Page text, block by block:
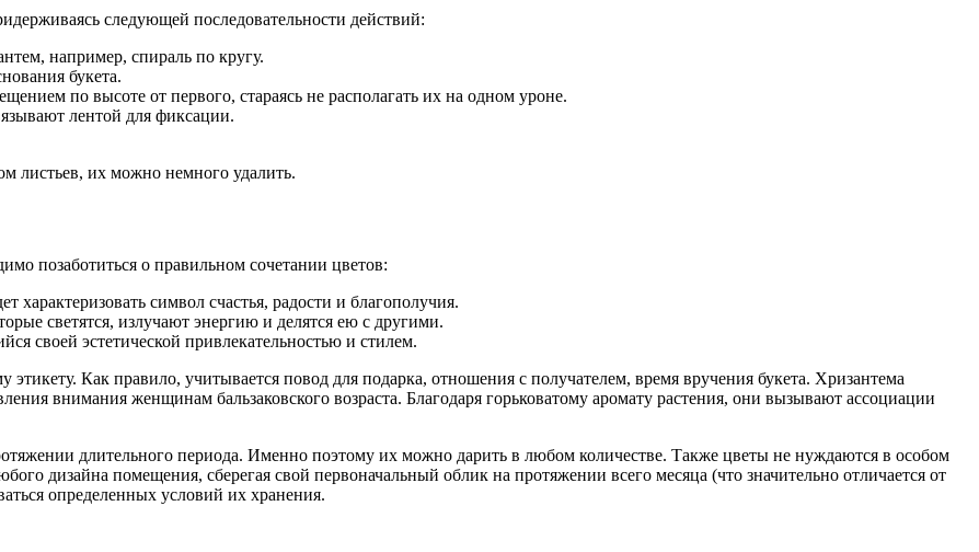
следующей последовательности действий:
например, спираль по кругу.
букета.
по высоте от первого, стараясь не располагать их на одном уроне.
лентой для фиксации.
листьев, их можно немного удалить.
позаботиться о правильном сочетании цветов:
характеризовать символ счастья, радости и благополучия.
светятся, излучают энергию и делятся ею с другими.
своей эстетической привлекательностью и стилем.
Как правило, учитывается повод для подарка, отношения с получателем, время вручения букета. Хризантема
внимания женщинам бальзаковского возраста. Благодаря горьковатому аромату растения, они вызывают ассоциации
длительного периода. Именно поэтому их можно дарить в любом количестве. Также цветы не нуждаются в особом
дизайна помещения, сберегая свой первоначальный облик на протяжении всего месяца (что значительно отличается от
определенных условий их хранения.